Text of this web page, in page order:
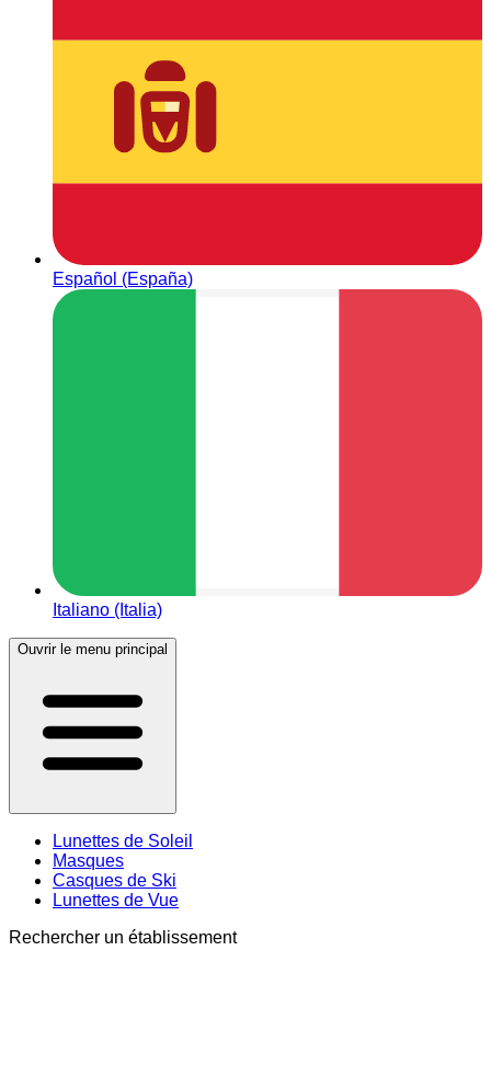
Español (España)
Italiano (Italia)
Ouvrir le menu principal
Lunettes de Soleil
Masques
Casques de Ski
Lunettes de Vue
Rechercher un établissement